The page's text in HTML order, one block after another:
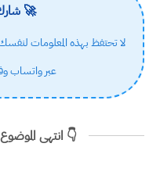
🚀
لا تحتفظ بهذه المعلومات
عبر واتساب
👇 انتهى